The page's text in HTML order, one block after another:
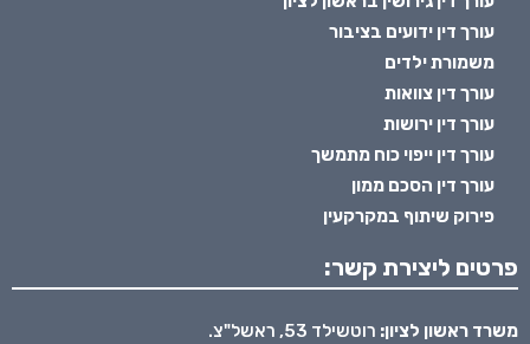
עורך דין ידועים בציבור
משמורת ילדים
עורך דין צוואות
עורך דין ירושות
עורך דין ייפוי כוח מתמשך
עורך דין הסכם ממון
פירוק שיתוף במקרקעין
פרטים ליצירת קשר:
משרד ראשון לציון: רוטשילד 53, ראשל"צ.